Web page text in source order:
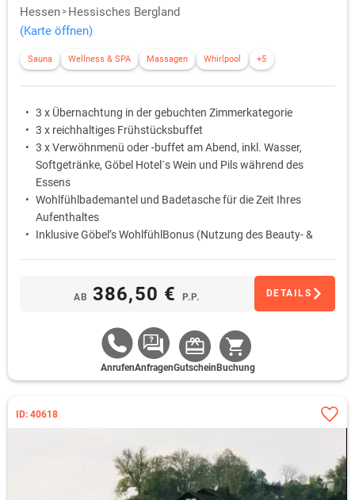
Hessen
Hessisches Bergland
(Karte öffnen)
Sauna Wellness & SPA Massagen Whirlpool +5
3 x Übernachtung in der gebuchten Zimmerkategorie
3 x reichhaltiges Frühstücksbuffet
3 x Verwöhnmenü oder -buffet am Abend, inkl. Wasser,
Softgetränke, Göbel Hotel´s Wein und Pils während des
Essens
Wohlfühlbademantel und Badetasche für die Zeit Ihres
Aufenthaltes
Inklusive Göbel’s WohlfühlBonus (Nutzung des Beauty- &
AB 386,50 € P.P. DETAILS
AnrufenAnfragenGutschein Buchung
ID: 40618